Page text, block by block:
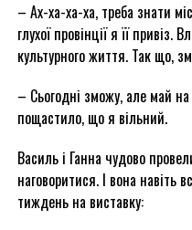
– Ах-ха-ха-ха, треба знати
глухої провінції я її
культурного життя. Так що,
– Сьогодні зможу, але май
пощастило, що я вільний.
Василь і Ганна чудово
наговоритися. І вона навіть
тиждень на виставку: